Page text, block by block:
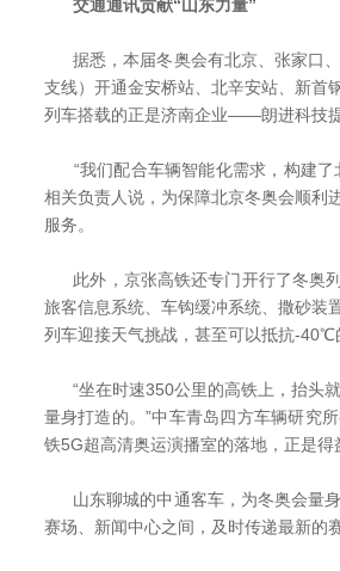
交通通讯贡献“山东力量”
据悉，本届冬奥会有北京、张家口、
支线）开通金安桥站、北辛安站、新首
列车搭载的正是济南企业——朗进科技
“我们配合车辆智能化需求，构建了
相关负责人说，为保障北京冬奥会顺利
服务。
此外，京张高铁还专门开行了冬奥
旅客信息系统、车钩缓冲系统、撒砂装
列车迎接天气挑战，甚至可以抵抗-40℃
“坐在时速350公里的高铁上，抬头
量身打造的。”中车青岛四方车辆研究
铁5G超高清奥运演播室的落地，正是
山东聊城的中通客车，为冬奥会量身
赛场、新闻中心之间，及时传递最新的